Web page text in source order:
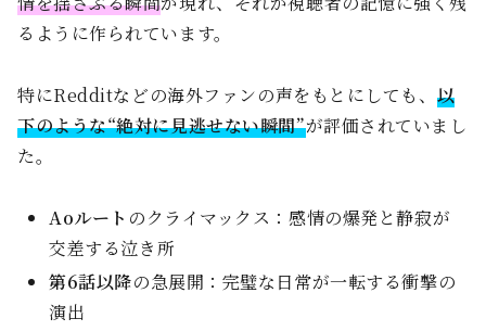
るように作られています。
特にRedditなどの海外ファンの声をもとにしても、 以
下のような“絶対に見逃せない瞬間”が評価されていまし
た。
Aoルート のクライマックス：感情の爆発と静寂が
交差する泣き所
第6話以降の急展開：完璧な日常が一転する衝撃の
演出